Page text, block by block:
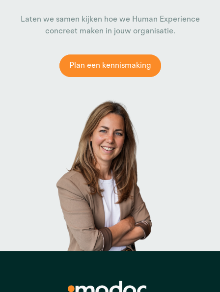
Laten we samen kijken hoe we Human Experience
concreet maken in jouw organisatie.
Plan een kennismaking